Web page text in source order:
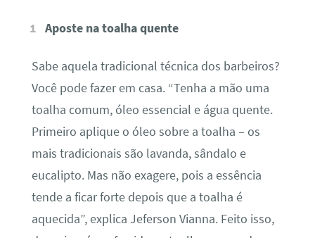
Aposte na toalha quente
Sabe aquela tradicional técnica dos barbeiros?
Você pode fazer em casa. “Tenha a mão uma
toalha comum, óleo essencial e água quente.
Primeiro aplique o óleo sobre a toalha – os
mais tradicionais são lavanda, sândalo e
eucalipto. Mas não exagere, pois a essência
tende a ficar forte depois que a toalha é
aquecida”, explica Jeferson Vianna. Feito isso,